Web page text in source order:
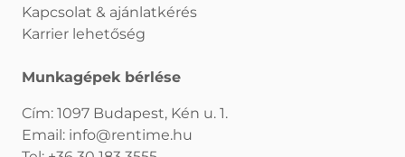
Kapcsolat & ajánlatkérés
Karrier lehetőség
Munkagépek bérlése
Cím: 1097 Budapest, Kén u. 1.
Email: info@rentime.hu